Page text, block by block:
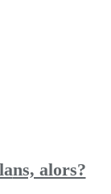
ns, alors?